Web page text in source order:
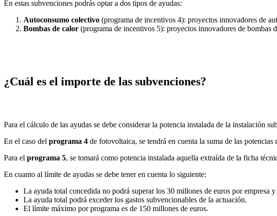
En estas subvenciones podrás optar a dos tipos de ayudas:
Autoconsumo colectivo (programa de incentivos 4): proyectos innovadores de
Bombas de calor (programa de incentivos 5): proyectos innovadores de bombas
¿Cuál es el importe de las subvenciones?
Para el cálculo de las ayudas se debe considerar la potencia instalada de la instalación
En el caso del programa 4 de fotovoltaica, se tendrá en cuenta la suma de las
Para el programa 5, se tomará como potencia instalada aquella extraída de la ficha
En cuanto al límite de ayudas se debe tener en cuenta lo siguiente:
La ayuda total concedida no podrá superar los 30 millones de euros por empresa
La ayuda total podrá exceder los gastos subvencionables de la actuación.
El límite máximo por programa es de 150 millones de euros.